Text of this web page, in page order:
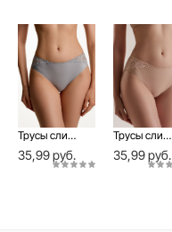
Трусы слип Melody
35,99 руб.
Трусы слип Melody
35,99 руб.